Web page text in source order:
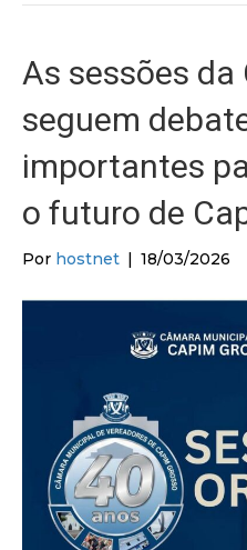
As sessões da
seguem
importantes
o futuro de
Por hostnet | 18/03/2026